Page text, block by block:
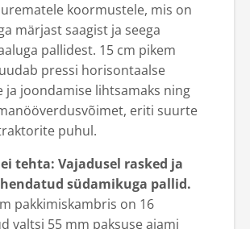
koormustele, mis on
märjast saagist ja seega
pallidest. 15 cm pikem
pressi horisontaalse
ja joondamise lihtsamaks ning
eriti suurte
puhul.
tehta: Vajadusel rasked ja
südamikuga pallid.
pakkimiskambris on 16
valtsi 55 mm paksuse ajami